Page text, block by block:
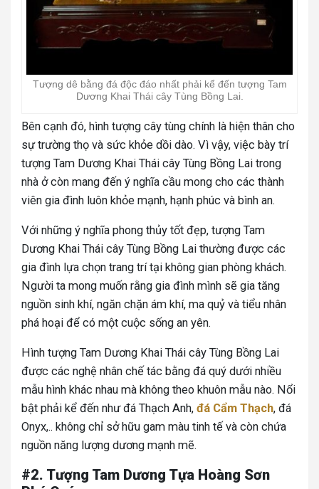
Tượng dê bằng đá độc đáo nhất phải kể đến tượng Tam
Dương Khai Thái cây Tùng Bồng Lai.
Bên cạnh đó, hình tượng cây tùng chính là hiện thân cho
sự trường thọ và sức khỏe dồi dào. Vì vậy, việc bày trí
tượng Tam Dương Khai Thái cây Tùng Bồng Lai trong
nhà ở còn mang đến ý nghĩa cầu mong cho các thành
viên gia đình luôn khỏe mạnh, hạnh phúc và bình an.
Với những ý nghĩa phong thủy tốt đẹp, tượng Tam
Dương Khai Thái cây Tùng Bồng Lai thường được các
gia đình lựa chọn trang trí tại không gian phòng khách.
Người ta mong muốn rằng gia đình mình sẽ gia tăng
nguồn sinh khí, ngăn chặn ám khí, ma quỷ và tiểu nhân
phá hoại để có một cuộc sống an yên.
Hình tượng Tam Dương Khai Thái cây Tùng Bồng Lai
được các nghệ nhân chế tác bằng đá quý dưới nhiều
mẫu hình khác nhau mà không theo khuôn mẫu nào. Nổi
bật phải kể đến như đá Thạch Anh, đá Cẩm Thạch, đá
Onyx,.. không chỉ sở hữu gam màu tinh tế và còn chứa
nguồn năng lượng dương mạnh mẽ.
#2. Tượng Tam Dương Tựa Hoàng Sơn